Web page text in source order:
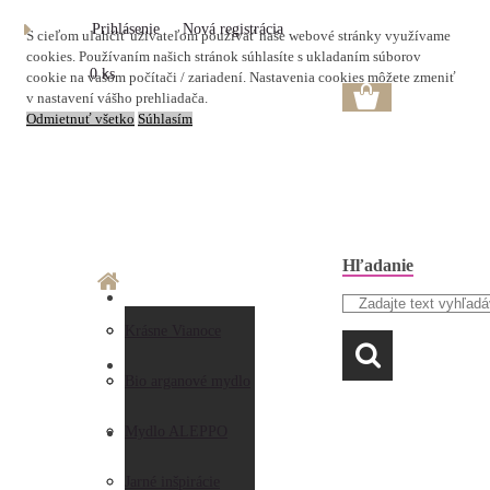
S cieľom uľahčiť užívateľom používať naše webové stránky využívame
cookies. Používaním našich stránok súhlasíte s ukladaním súborov
cookie na vašom počítači / zariadení. Nastavenia cookies môžete zmeniť
v nastavení vášho prehliadača.
Odmietnuť všetko Súhlasím
Hľadanie
Prihlásenie Nová registrácia
0 ks